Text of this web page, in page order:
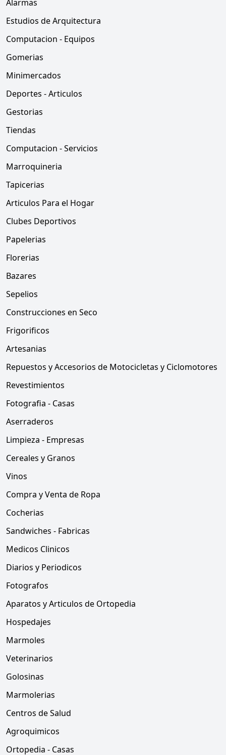
Alarmas
Estudios de Arquitectura
Computacion - Equipos
Gomerias
Minimercados
Deportes - Articulos
Gestorias
Tiendas
Computacion - Servicios
Marroquineria
Tapicerias
Articulos Para el Hogar
Clubes Deportivos
Papelerias
Florerias
Bazares
Sepelios
Construcciones en Seco
Frigorificos
Artesanias
Repuestos y Accesorios de Motocicletas y Ciclomotores
Revestimientos
Fotografia - Casas
Aserraderos
Limpieza - Empresas
Cereales y Granos
Vinos
Compra y Venta de Ropa
Cocherias
Sandwiches - Fabricas
Medicos Clinicos
Diarios y Periodicos
Fotografos
Aparatos y Articulos de Ortopedia
Hospedajes
Marmoles
Veterinarios
Golosinas
Marmolerias
Centros de Salud
Agroquimicos
Ortopedia - Casas